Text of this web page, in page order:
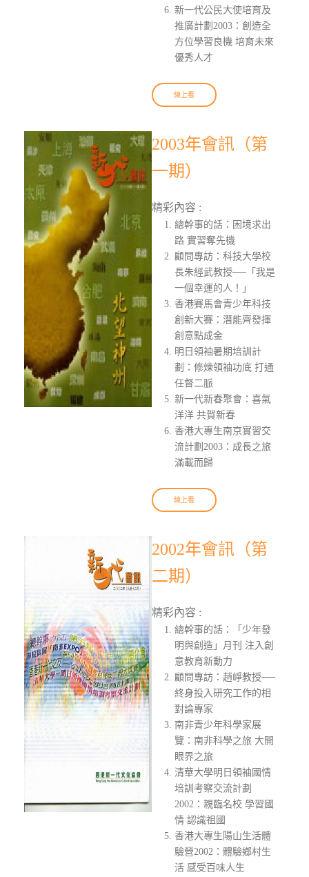
新一代公民大使培育及
推廣計劃2003：創造全
方位學習良機 培育未來
優秀人才
線上看
2003年會訊（第
一期）
精彩內容 :
總幹事的話：困境求出
路 實習奪先機
顧問專訪：科技大學校
長朱經武教授──「我是
一個幸運的人！」
香港賽馬會青少年科技
創新大賽：潛能齊發揮
創意點成金
明日領袖暑期培訓計
劃：修煉領袖功底 打通
任督二脈
新一代新春聚會：喜氣
洋洋 共賀新春
香港大專生南京實習交
流計劃2003：成長之旅
滿載而歸
線上看
2002年會訊（第
二期）
精彩內容 :
總幹事的話：「少年發
明與創造」月刊 注入創
意教育新動力
顧問專訪：趙崢教授──
終身投入研究工作的相
對論專家
南非青少年科學家展
覽：南非科學之旅 大開
眼界之旅
清華大學明日領袖國情
培訓考察交流計劃
2002：親臨名校 學習國
情 認識祖國
香港大專生陽山生活體
驗營2002：體驗鄉村生
活 感受百味人生